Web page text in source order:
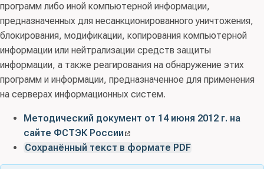
программ либо иной компьютерной информации,
предназначенных для несанкционированного уничтожения,
блокирования, модификации, копирования компьютерной
информации или нейтрализации средств защиты
информации, а также реагирования на обнаружение этих
программ и информации, предназначенное для применения
на серверах информационных систем.
Методический документ от 14 июня 2012 г. на
сайте ФСТЭК России
Сохранённый текст в формате PDF